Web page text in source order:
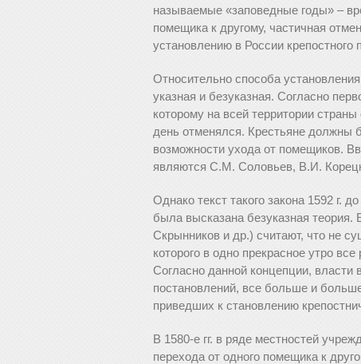
называемые «заповедные годы» –
помещика к другому, частичная
установлению в России крепостного
Относительно способа
указная и безуказная. Согласно
которому на всей территории
день отменялся. Крестьяне должны
возможности ухода от помещиков.
являются С.М. Соловьев, В.И.
Однако текст такого закона 1592 г.
была высказана безуказная
Скрынников и др.) считают, что не
которого в одно прекрасное утро
Согласно данной концепции,
постановлений, все больше и
приведших к становлению
В 1580-е гг. в ряде местностей
перехода от одного помещика к